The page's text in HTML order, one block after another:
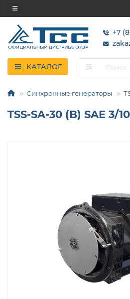
+7
КАТАЛОГ
Синхронные генераторы
TSS-SA-30 (B) SAE 3/